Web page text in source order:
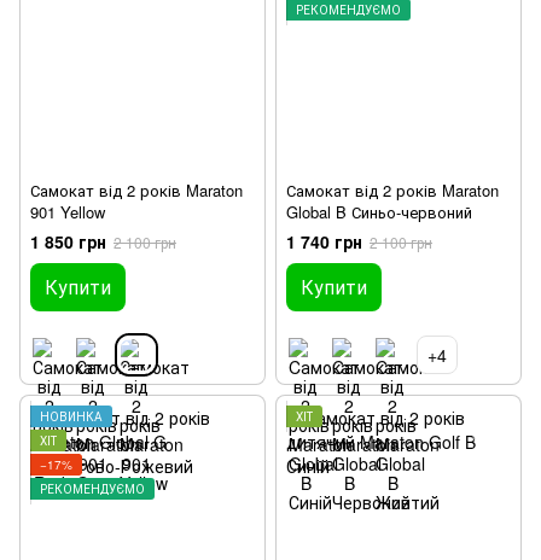
Самокат від 2 років Maraton
901 Yellow
1 850 грн 2 100 грн
Купити
РЕКОМЕНДУЄМО
Самокат від 2 років Maraton
Global B Синьо-червоний
1 740 грн 2 100 грн
Купити
+4
НОВИНКА
ХІТ
−17%
РЕКОМЕНДУЄМО
ХІТ